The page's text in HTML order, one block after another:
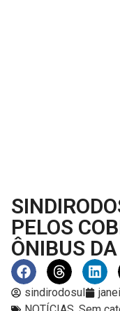
PELOS
ÔNIBUS
sindirodosul